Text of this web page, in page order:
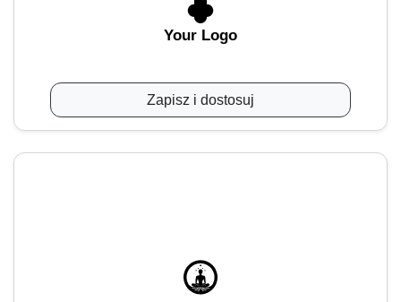
Your Logo
Zapisz i dostosuj